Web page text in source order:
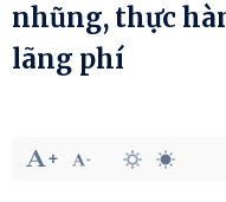
nhũng, thực
lãng phí